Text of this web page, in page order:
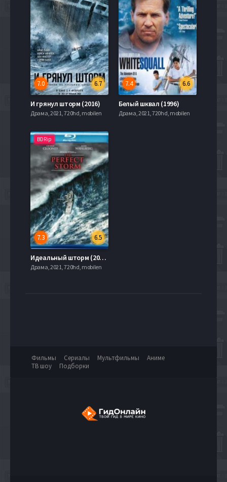
6.7
7.0
И грянул шторм (2016)
Драма, 2021, 720hd, mobilen
6.6
7.4
Белый шквал (1996)
Драма, 2021, 720hd, mobilen
BDRip
6.5
7.3
Идеальный шторм (2000)
Драма, 2021, 720hd, mobilen
Фильмы Сериалы Мультфильмы
Аниме
ТВ шоу
Подборки